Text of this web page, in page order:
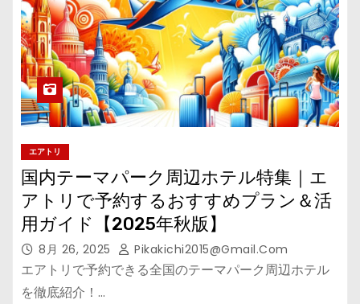
エアトリ
国内テーマパーク周辺ホテル特集｜エ
アトリで予約するおすすめプラン＆活
用ガイド【2025年秋版】
8月 26, 2025 Pikakichi2015@gmail.com
エアトリで予約できる全国のテーマパーク周辺ホテル
を徹底紹介！…